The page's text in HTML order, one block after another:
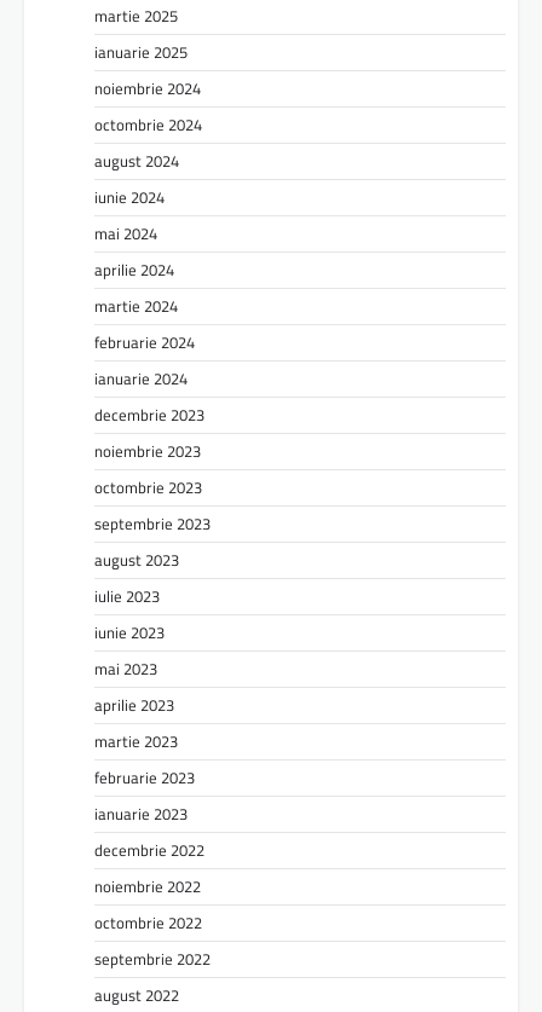
martie 2025
ianuarie 2025
noiembrie 2024
octombrie 2024
august 2024
iunie 2024
mai 2024
aprilie 2024
martie 2024
februarie 2024
ianuarie 2024
decembrie 2023
noiembrie 2023
octombrie 2023
septembrie 2023
august 2023
iulie 2023
iunie 2023
mai 2023
aprilie 2023
martie 2023
februarie 2023
ianuarie 2023
decembrie 2022
noiembrie 2022
octombrie 2022
septembrie 2022
august 2022